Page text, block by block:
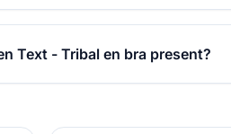
Text - Tribal en bra present?